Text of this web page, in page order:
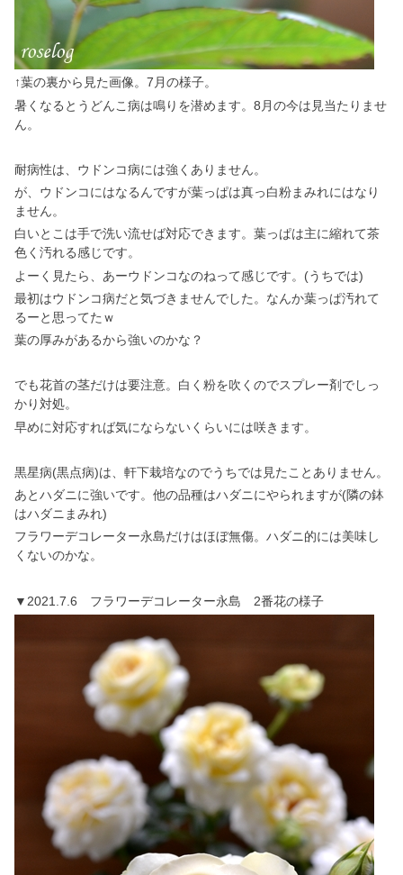
↑葉の裏から見た画像。7月の様子。
暑くなるとうどんこ病は鳴りを潜めます。8月の今は見当たりませ
ん。
耐病性は、ウドンコ病には強くありません。
が、ウドンコにはなるんですが葉っぱは真っ白粉まみれにはなり
ません。
白いとこは手で洗い流せば対応できます。葉っぱは主に縮れて茶
色く汚れる感じです。
よーく見たら、あーウドンコなのねって感じです。(うちでは)
最初はウドンコ病だと気づきませんでした。なんか葉っぱ汚れて
るーと思ってたｗ
葉の厚みがあるから強いのかな？
でも花首の茎だけは要注意。白く粉を吹くのでスプレー剤でしっ
かり対処。
早めに対応すれば気にならないくらいには咲きます。
黒星病(黒点病)は、軒下栽培なのでうちでは見たことありません。
あとハダニに強いです。他の品種はハダニにやられますが(隣の鉢
はハダニまみれ)
フラワーデコレーター永島だけはほぼ無傷。ハダニ的には美味し
くないのかな。
▼2021.7.6 フラワーデコレーター永島 2番花の様子